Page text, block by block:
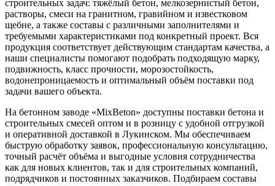
строительных задач: тяжёлый бетон, мелкозернистый бетон,
растворы, смеси на гранитном, гравийном и известковом
щебне, а также составы с различными заполнителями и
требуемыми характеристиками под конкретный проект. Вся
продукция соответствует действующим стандартам качества, а
наши специалисты помогают подобрать подходящую марку,
подвижность, класс прочности, морозостойкость,
водонепроницаемость и оптимальный объём поставки под
задачи вашего объекта.
На бетонном заводе «MixBeton» доступны поставки бетона и
строительных смесей оптом и в розницу с удобной отгрузкой
и оперативной доставкой в Лукинском. Мы обеспечиваем
быструю обработку заявок, профессиональную консультацию,
точный расчёт объёма и выгодные условия сотрудничества
как для новых клиентов, так и для строительных компаний,
подрядчиков и постоянных заказчиков. Подбираем составы